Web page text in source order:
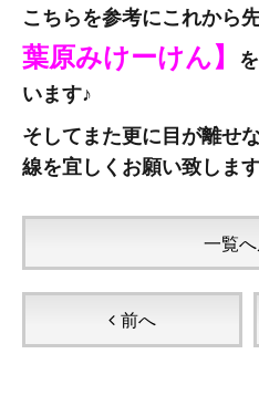
こちらを参考にこれから
葉原みけーけん】
います♪
そしてまた更に目が離せ
線を宜しくお願い致し
前へ
一覧